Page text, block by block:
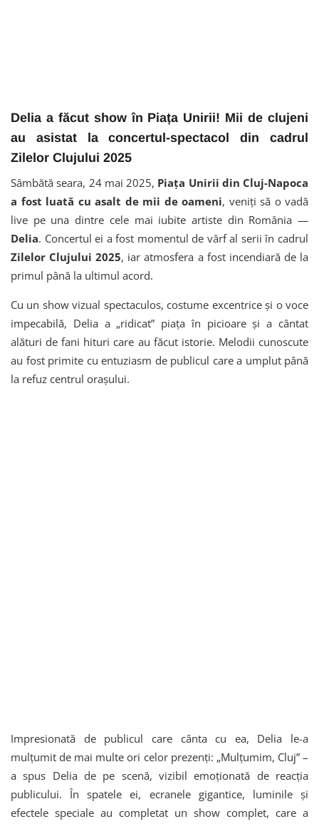
Delia a făcut show în Piața Unirii! Mii de clujeni
au asistat la concertul-spectacol din cadrul
Zilelor Clujului 2025
Sâmbătă seara, 24 mai 2025, Piața Unirii din Cluj-Napoca
a fost luată cu asalt de mii de oameni, veniți să o vadă
live pe una dintre cele mai iubite artiste din România —
Delia. Concertul ei a fost momentul de vârf al serii în cadrul
Zilelor Clujului 2025, iar atmosfera a fost incendiară de la
primul până la ultimul acord.
Cu un show vizual spectaculos, costume excentrice și o voce
impecabilă, Delia a „ridicat” piața în picioare și a cântat
alături de fani hituri care au făcut istorie. Melodii cunoscute
au fost primite cu entuziasm de publicul care a umplut până
la refuz centrul orașului.
Impresionată de publicul care cânta cu ea, Delia le-a
mulțumit de mai multe ori celor prezenți: „Mulțumim, Cluj” –
a spus Delia de pe scenă, vizibil emoționată de reacția
publicului. În spatele ei, ecranele gigantice, luminile și
efectele speciale au completat un show complet, care a